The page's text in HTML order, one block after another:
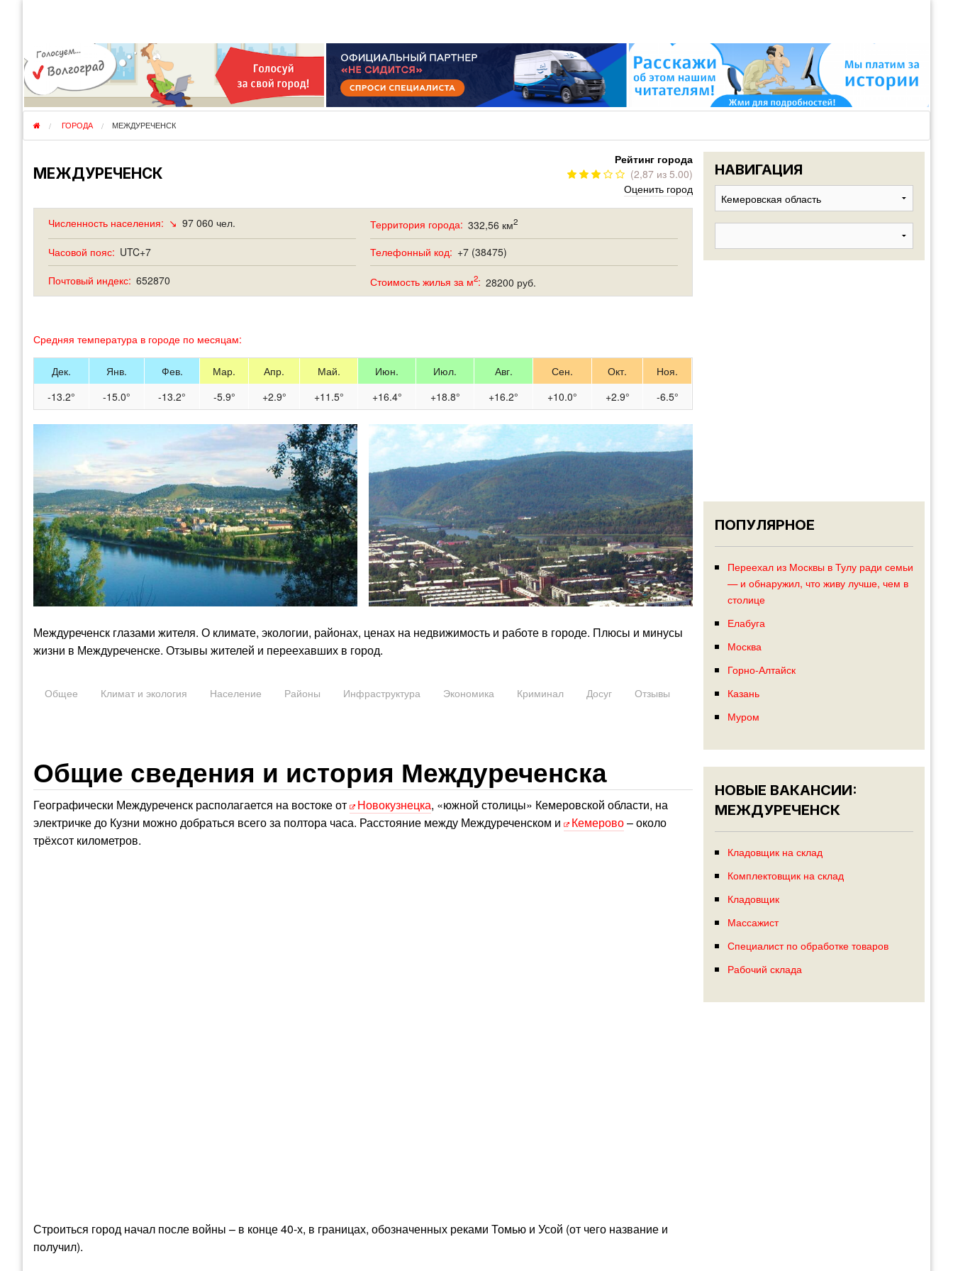
ГОРОДА
РЕГИОНЫ
ПЕРЕЕЗДЫ
ЭМИГРАЦИЯ ЮЖНЫЙ
ПОИСК РАБОТЫ
РАЗМЕСТИТЬ ВАКАНСИЮ
Войти
ГОРОДА МЕЖДУРЕЧЕНСК
МЕЖДУРЕЧЕНСК
Рейтинг города
(2,87 из 5.00)
Оценить город
Численность населения: ↘ 97 060 чел. Территория города: 332,56 км2
Часовой пояс: UTC+7 Телефонный код: +7 (38475)
Почтовый индекс: 652870 Стоимость жилья за м2: 28200 руб.
Средняя температура в городе по месяцам:
Дек. Янв. Фев. Мар. Апр. Май. Июн. Июл. Авг. Сен. Окт.
Ноя.
-13.2°
-15.0° -13.2° -5.9° +2.9° +11.5° +16.4° +18.8° +16.2° +10.0° +2.9° -6.5°
Междуреченск глазами жителя. О климате, экологии, районах, ценах на недвижимость и работе в городе. Плюсы и минусы
жизни в Междуреченске. Отзывы жителей и переехавших в город.
Общее Климат и экология Население Районы Инфраструктура Экономика Криминал Досуг Отзывы
Общие сведения и история Междуреченска
Географически Междуреченск располагается на востоке от Новокузнецка, «южной столицы» Кемеровской области, на
электричке до Кузни можно добраться всего за полтора часа. Расстояние между Междуреченском и
Кемерово– около
трёхсот километров.
Строиться город начал после войны – в конце 40-х, в границах, обозначенных реками Томью и Усой (от чего название и
получил).
НАВИГАЦИЯ
ПОПУЛЯРНОЕ
Переехал из Москвы в Тулу ради семьи
— и обнаружил, что живу лучше, чем в
столице
Елабуга
Москва
Горно-Алтайск
Казань
Муром
НОВЫЕ ВАКАНСИИ:
МЕЖДУРЕЧЕНСК
Кладовщик на склад
Комплектовщик на склад
Кладовщик
Массажист
Специалист по обработке товаров
Рабочий склада